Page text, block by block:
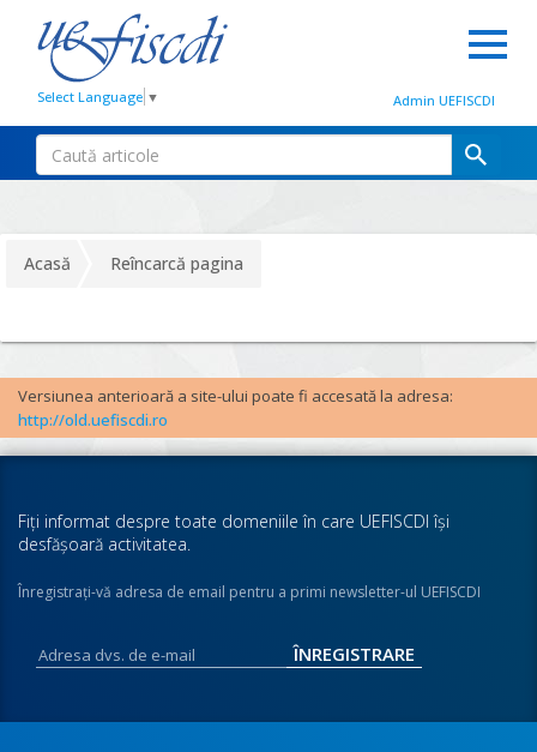
Select Language ▼ Admin UEFISCDI
Acasă Reîncarcă pagina
Versiunea anterioară a site-ului poate fi accesată la adresa:
http://old.uefiscdi.ro
Fiţi informat despre toate domeniile în care UEFISCDI îşi
desfăşoară activitatea.
Înregistraţi-vă adresa de email pentru a primi newsletter-ul UEFISCDI